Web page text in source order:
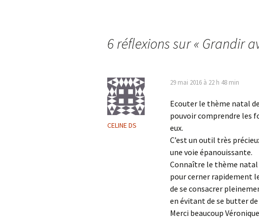
6 réflexions sur « Grandir
CELINE DS
29 mai 2016 à 22 h 48 min
Ecouter le thème natal
pouvoir comprendre les
eux.
C’est un outil très
une voie épanouissante.
Connaître le thème natal
pour cerner rapidement
de se consacrer
en évitant de se butter
Merci beaucoup